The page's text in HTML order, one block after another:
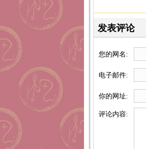
发表评论
您的网名:
电子邮件:
你的网址:
评论内容: